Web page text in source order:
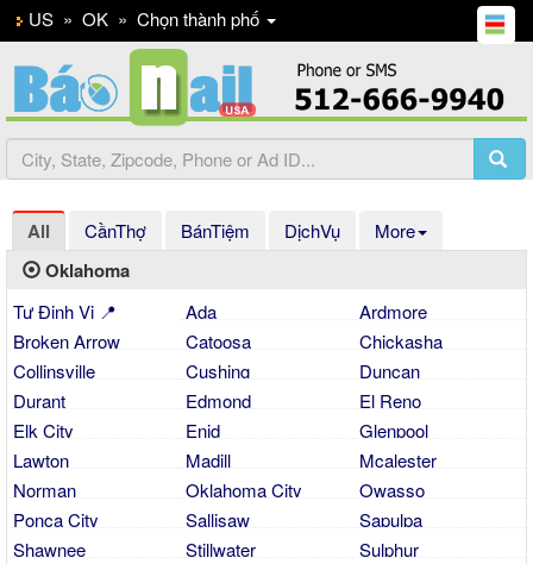
US » OK » Chọn thành phố
All CầnThợ BánTiệm DịchVụ More
Oklahoma
Tự Định Vị 📍 Ada
Ardmore
Broken Arrow
Catoosa
Chickasha
Collinsville
Cushing
Duncan
Durant
Edmond
El Reno
Elk City
Enid
Glenpool
Lawton
Madill
Mcalester
Norman
Oklahoma City
Owasso
Ponca City
Sallisaw
Sapulpa
Shawnee
Stillwater
Sulphur